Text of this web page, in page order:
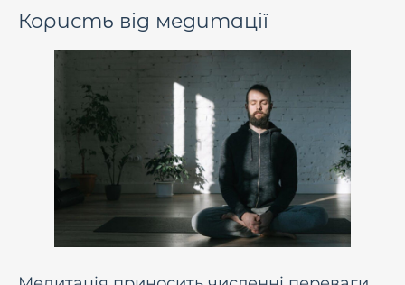
Користь від медитації